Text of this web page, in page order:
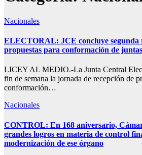
Nacionales
ELECTORAL: JCE concluye segunda
propuestas para conformación de
LICEY AL MEDIO.-La Junta Central
fin de semana la jornada de recepción de
conformación…
Nacionales
CONTROL: En 168 aniversario,
grandes logros en materia de control
modernización de ese órgano